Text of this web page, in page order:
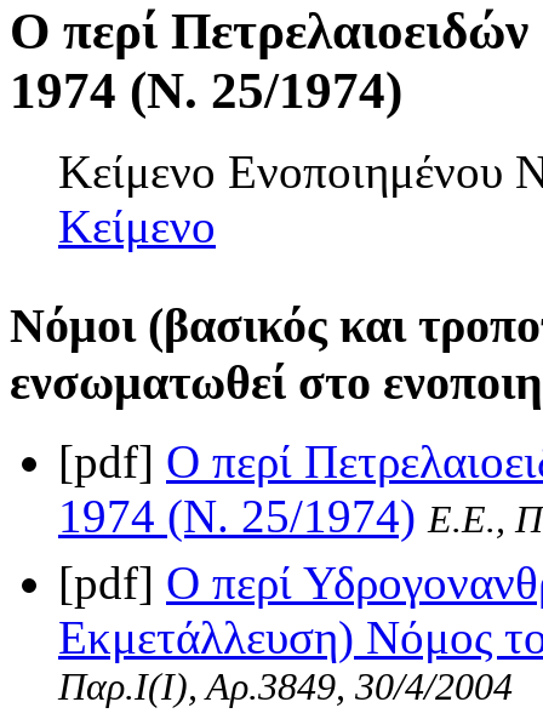
Ο περί
1974 (Ν. 25/1974)
Κείμενο
Κείμενο
Νόμοι (βασικός και
ενσωματωθεί στο
[pdf] Ο περί
1974 (Ν. 25/1974) Ε.Ε.,
[pdf] Ο περί
Εκμετάλλευση) Νόμος
Παρ.Ι(I), Αρ.3849, 30/4/2004